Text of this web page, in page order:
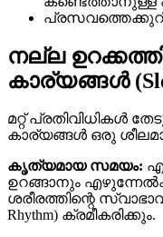
നല്ല
കാര്യങ്ങൾ
മറ്റ് പ്രതിവിധികൾ
കാര്യങ്ങൾ ഒരു
കൃത്യമായ സമയം:
ഉറങ്ങാനും
ശരീരത്തിന്റെ
Rhythm) ക്രമീകരിക്കും.